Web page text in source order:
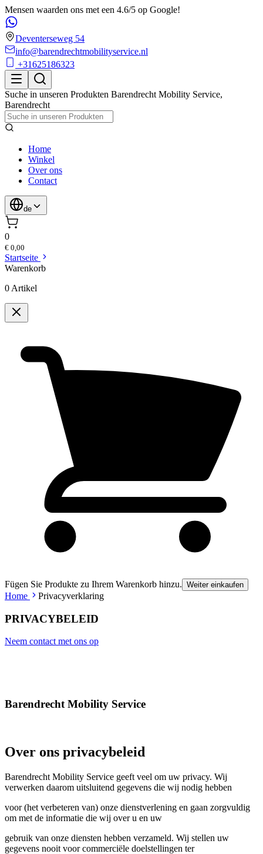
Mensen waarden ons met een 4.6/5 op Google!
Deventerseweg 54
info@barendrechtmobilityservice.nl
+31625186323
Suche in unseren Produkten Barendrecht Mobility Service,
Barendrecht
Home
Winkel
Over ons
Contact
de
0
€ 0,00
Startseite
Warenkorb
0 Artikel
Fügen Sie Produkte zu Ihrem Warenkorb hinzu. Weiter einkaufen
Home Privacyverklaring
PRIVACYBELEID
Neem contact met ons op
Barendrecht Mobility Service
Over ons privacybeleid
Barendrecht Mobility Service geeft veel om uw privacy. Wij
verwerken daarom uitsluitend gegevens die wij nodig hebben
voor (het verbeteren van) onze dienstverlening en gaan zorgvuldig
om met de informatie die wij over u en uw
gebruik van onze diensten hebben verzameld. Wij stellen uw
gegevens nooit voor commerciële doelstellingen ter